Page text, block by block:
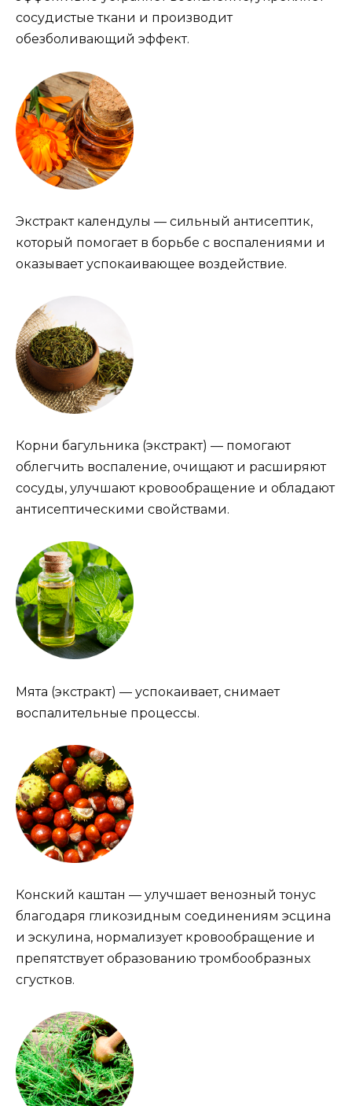
сосудистые ткани и производит
обезболивающий эффект.
Экстракт календулы — сильный антисептик,
который помогает в борьбе с воспалениями и
оказывает успокаивающее воздействие.
Корни багульника (экстракт) — помогают
облегчить воспаление, очищают и расширяют
сосуды, улучшают кровообращение и обладают
антисептическими свойствами.
Мята (экстракт) — успокаивает, снимает
воспалительные процессы.
Конский каштан — улучшает венозный тонус
благодаря гликозидным соединениям эсцина
и эскулина, нормализует кровообращение и
препятствует образованию тромбообразных
сгустков.